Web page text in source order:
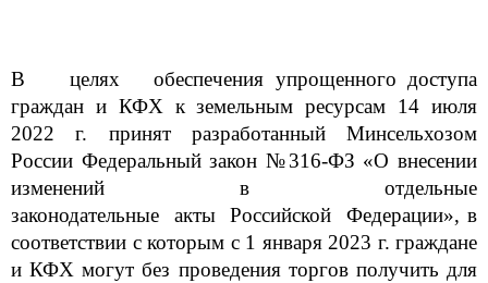
В целях обеспечения упрощенного доступа
граждан и КФХ к земельным ресурсам 14 июля
2022 г. принят разработанный Минсельхозом
России Федеральный закон №316-ФЗ «О внесении
изменений в отдельные
законодательные акты Российской Федерации», в
соответствии с которым с 1 января 2023 г. граждане
и КФХ могут без проведения торгов получить для